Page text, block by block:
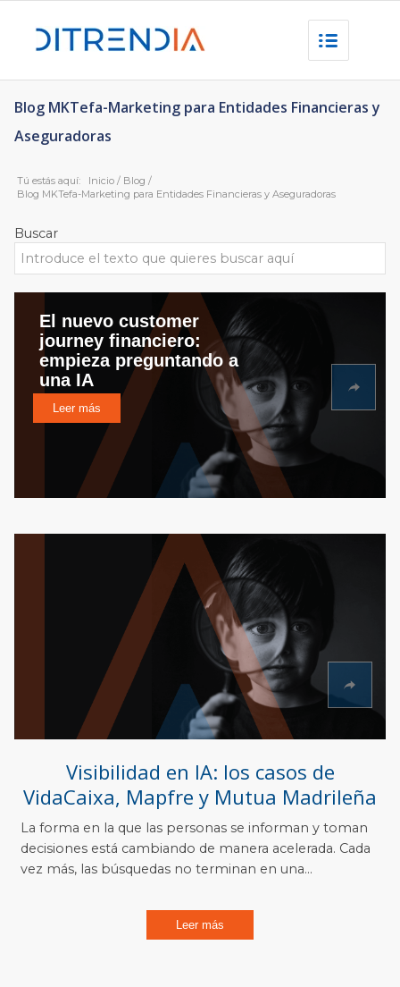
Blog MKTefa-Marketing para Entidades Financieras y
Aseguradoras
Tú estás aquí: Inicio / Blog /
Blog MKTefa-Marketing para Entidades Financieras y Aseguradoras
Buscar
El nuevo customer
journey financiero:
empieza preguntando a
una IA
Leer más
Visibilidad en IA: los casos de
VidaCaixa, Mapfre y Mutua Madrileña
La forma en la que las personas se informan y toman
decisiones está cambiando de manera acelerada. Cada
vez más, las búsquedas no terminan en una...
Leer más